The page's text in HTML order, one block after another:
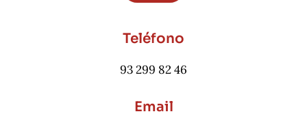
Teléfono
93 299 82 46
Email